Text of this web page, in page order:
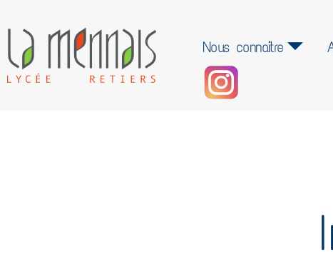
Nous connaitre
Premieres